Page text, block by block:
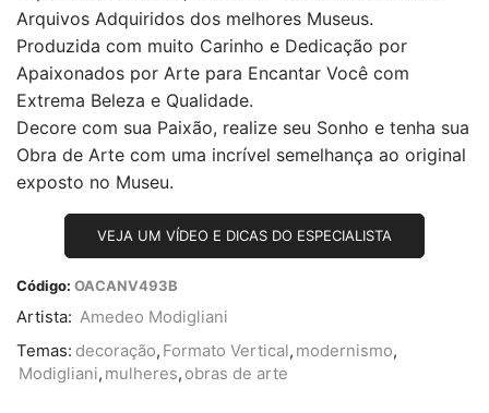
Arquivos Adquiridos dos melhores Museus.
Produzida com muito Carinho e Dedicação por
Apaixonados por Arte para Encantar Você com
Extrema Beleza e Qualidade.
Decore com sua Paixão, realize seu Sonho e tenha sua
Obra de Arte com uma incrível semelhança ao original
exposto no Museu.
VEJA UM VÍDEO E DICAS DO ESPECIALISTA
Código: OACANV493B
Artista: Amedeo Modigliani
Temas: decoração, Formato Vertical, modernismo,
Modigliani, mulheres, obras de arte